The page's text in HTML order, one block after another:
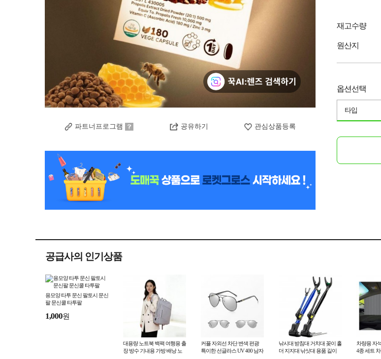
파트너프로그램 공유하기 관심상품등록
재고수량
원산지
옵션선택
타입
공급사의 인기상품
용모양 타투 문신 팔토시 문신
팔 문신쿨 타투팔
1,000원
대용량 노트북 백팩 여행용 출
장 방수 기내용 가방 배낭 노
커플 자외선 차단 변색 편광
특이한 선글라스 UV 400 남자
낚시대 받침대 거치대 꽂이 홀
더 지지대 낚싯대 용품 길이
차량용 자
4종 세트